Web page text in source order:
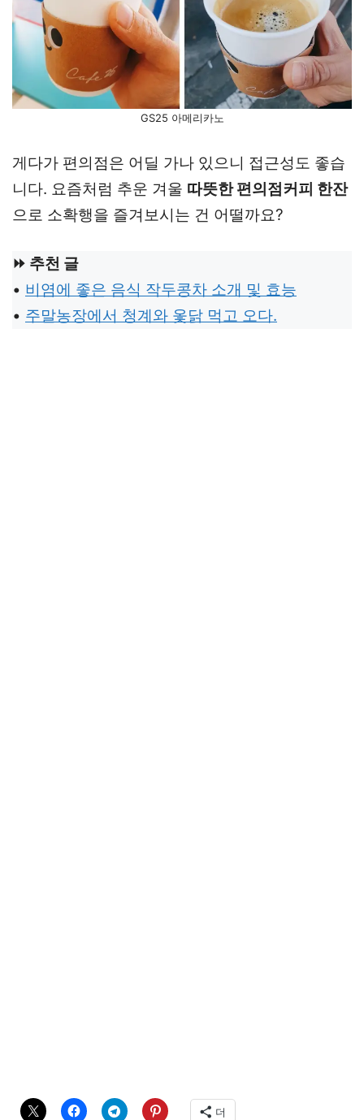
GS25 아메리카노
게다가 편의점은 어딜 가나 있으니 접근성도 좋습
니다. 요즘처럼 추운 겨울 따뜻한 편의점커피 한잔
으로 소확행을 즐겨보시는 건 어떨까요?
⏩ 추천 글
• 비염에 좋은 음식 작두콩차 소개 및 효능
• 주말농장에서 청계와 옻닭 먹고 오다.
더